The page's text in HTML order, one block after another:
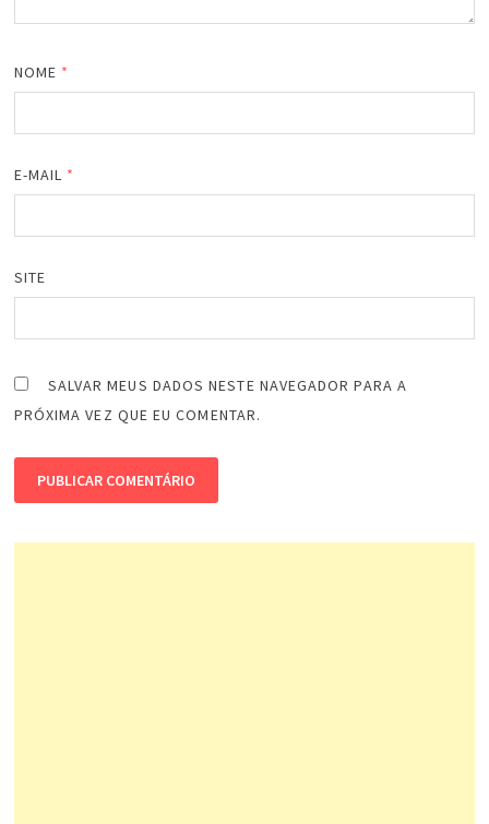
NOME *
E-MAIL *
SITE
SALVAR MEUS DADOS NESTE NAVEGADOR PARA A
PRÓXIMA VEZ QUE EU COMENTAR.